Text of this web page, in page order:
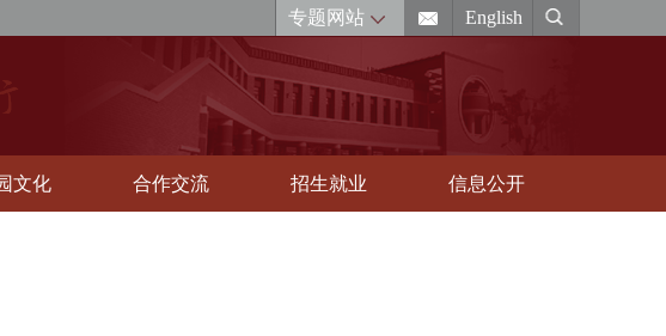
专题网站 English
文化 合作交流 招生就业 信息公开